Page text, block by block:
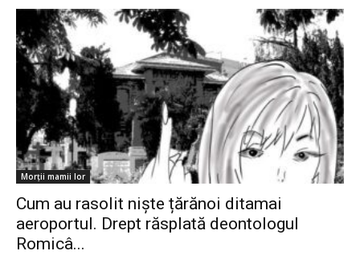
Morții mamii lor
Cum au rasolit niște țărănoi ditamai
aeroportul. Drept răsplată deontologul
Romicâ...